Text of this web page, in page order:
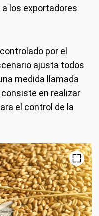
los exportadores
por el
ajusta todos
medida llamada
consiste en realizar
el control de la